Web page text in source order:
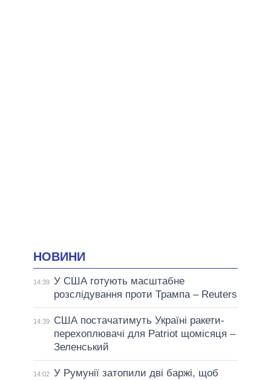
НОВИНИ
14:39 У США готують масштабне
розслідування проти Трампа – Reuters
14:39
США постачатимуть Україні ракети-
перехоплювачі для Patriot щомісяця –
Зеленський
14:02 У Румунії затопили дві баржі, щоб